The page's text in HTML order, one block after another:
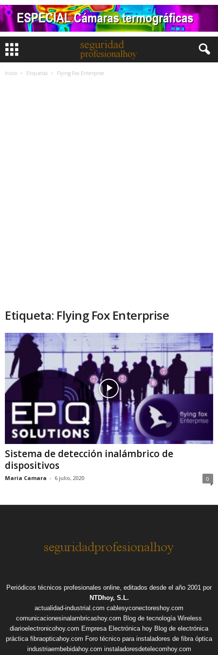
Inicio Etiquetas Flying Fox Enterprise
Etiqueta: Flying Fox Enterprise
Sistema de detección inalámbrico de
dispositivos
Maria Camara - 6 julio, 2020 0
Periódicos técnicos profesionales online, editados desde el año 2001 por
NTDhoy, S.L.
actualidad-industrial.com cablesyconectoreshoy.com
comunicacionesinalambricashoy.com Blog de tecnología Wireless
diarioelectronicohoy.com Empresa Electrónica hoy Blog de electrónica
práctica fibraopticahoy.com Foro técnico para instaladores de fibra óptica
industriaembebidahoy.com instaladoresdetelecomhoy.com